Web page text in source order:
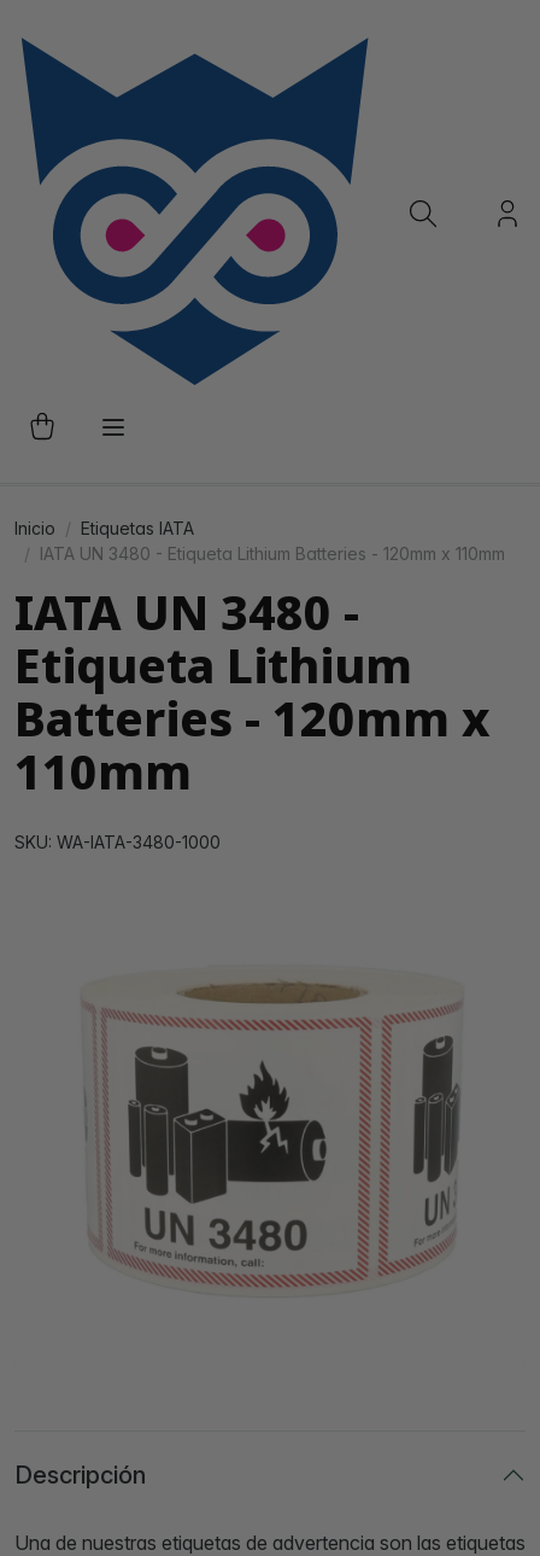
Inicio
Etiquetas IATA
IATA UN 3480 - Etiqueta Lithium Batteries - 120mm x 110mm
IATA UN 3480 -
Etiqueta Lithium
Batteries - 120mm x
110mm
SKU: WA-IATA-3480-1000
Descripción
Una de nuestras etiquetas de advertencia son las etiquetas